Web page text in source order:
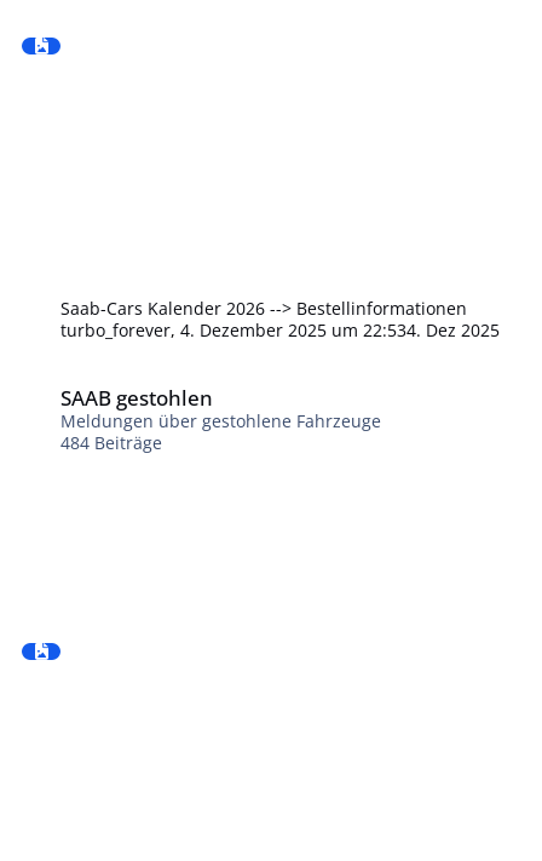
Saab-Cars Kalender 2026 --> Bestellinformationen
turbo_forever,4. Dezember 2025 um 22:534. Dez 2025
SAAB gestohlen
Meldungen über gestohlene Fahrzeuge
484 Beiträge